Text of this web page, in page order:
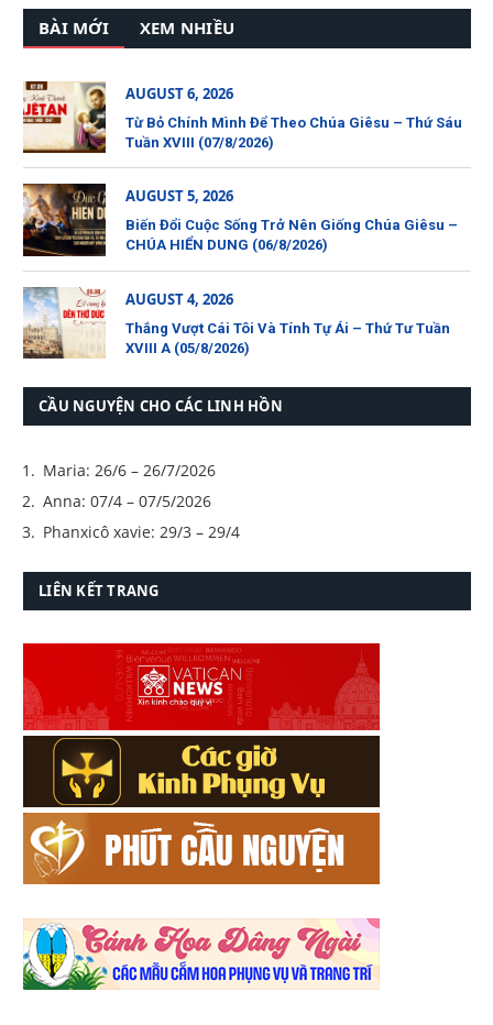
BÀI MỚI XEM NHIỀU
AUGUST 6, 2026
Từ Bỏ Chính Mình Để Theo Chúa Giêsu – Thứ Sáu
Tuần XVIII (07/8/2026)
AUGUST 5, 2026
Biến Đổi Cuộc Sống Trở Nên Giống Chúa Giêsu –
CHÚA HIỂN DUNG (06/8/2026)
AUGUST 4, 2026
Thắng Vượt Cái Tôi Và Tính Tự Ái – Thứ Tư Tuần
XVIII A (05/8/2026)
CẦU NGUYỆN CHO CÁC LINH HỒN
Maria: 26/6 – 26/7/2026
Anna: 07/4 – 07/5/2026
Phanxicô xavie: 29/3 – 29/4
LIÊN KẾT TRANG